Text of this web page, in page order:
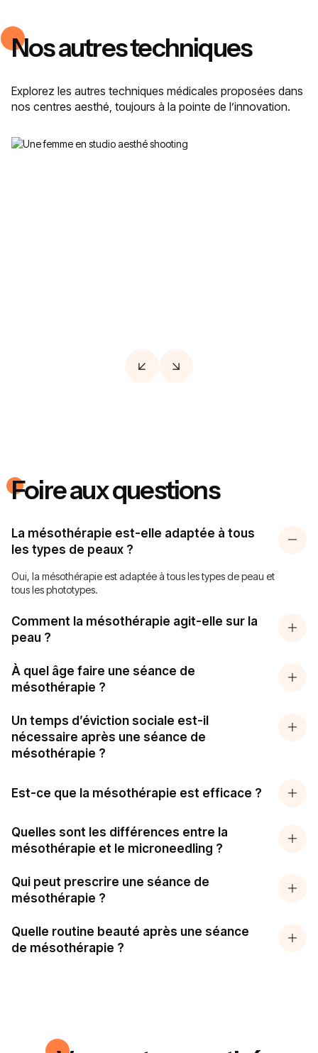
Nos autres techniques
Explorez les autres techniques médicales proposées dans
nos centres aesthé, toujours à la pointe de l’innovation.
Foire aux questions
La mésothérapie est-elle adaptée à tous
les types de peaux ?
Oui, la mésothérapie est adaptée à tous les types de peau et
tous les phototypes.
Comment la mésothérapie agit-elle sur la
peau ?
À quel âge faire une séance de
mésothérapie ?
Un temps d’éviction sociale est-il
nécessaire après une séance de
mésothérapie ?
Est-ce que la mésothérapie est efficace ?
Quelles sont les différences entre la
mésothérapie et le microneedling ?
Qui peut prescrire une séance de
mésothérapie ?
Quelle routine beauté après une séance
de mésothérapie ?